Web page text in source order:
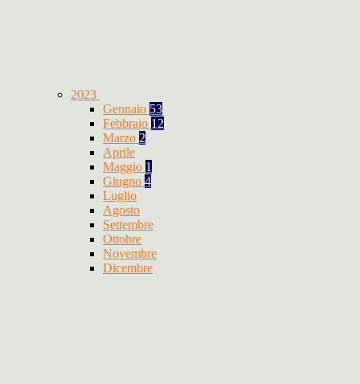
2023
Gennaio 53
Febbraio 12
Marzo 2
Aprile
Maggio 1
Giugno 4
Luglio
Agosto
Settembre
Ottobre
Novembre
Dicembre